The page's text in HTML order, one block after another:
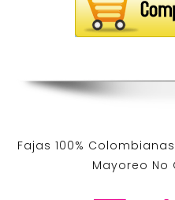
Fajas 100%
Mayoreo No